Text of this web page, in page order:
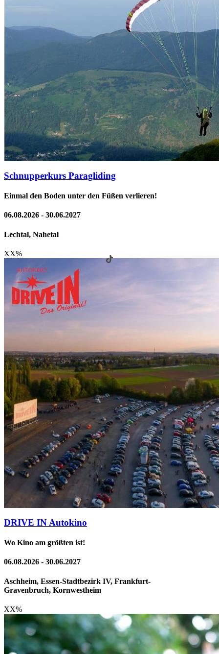
Schnupperkurs Paragliding
Einmal den Boden unter den Füßen verlieren!
06.08.2026 - 30.06.2027
Lechtal, Nahetal
XX%
DRIVE IN Autokino
Wo Kino am größten ist!
06.08.2026 - 30.06.2027
Aschheim, Essen-Stadtbezirk IV, Frankfurt-
Gravenbruch, Kornwestheim
XX%